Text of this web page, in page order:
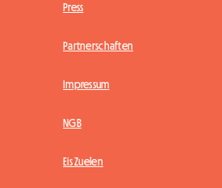
Press
Partnerschaften
Impressum
NGB
Eis Zuelen